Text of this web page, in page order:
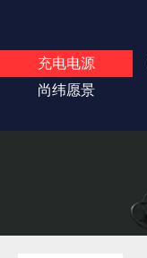
充电电源
尚纬愿景